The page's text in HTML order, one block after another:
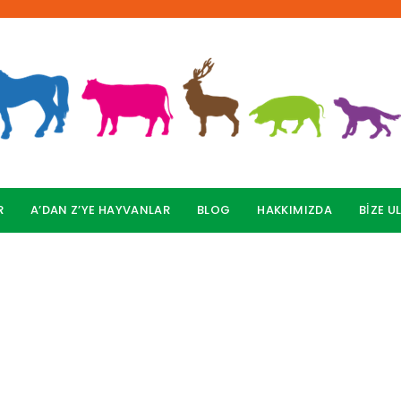
A’DAN Z’YE HAYVANLAR BLOG HAKKIMIZDA BİZE